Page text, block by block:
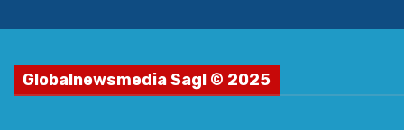
Globalnewsmedia Sagl © 2025